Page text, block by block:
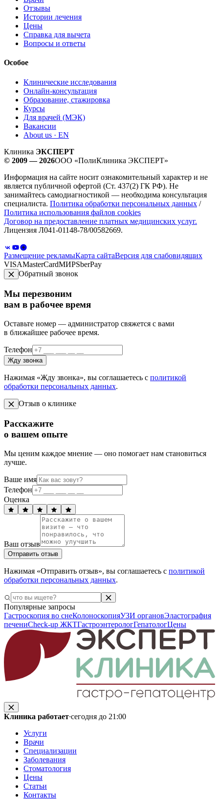
Отзывы
Истории лечения
Цены
Справка для вычета
Вопросы и ответы
Особое
Клинические исследования
Онлайн-консультация
Образование, стажировка
Курсы
Для врачей (МЭК)
Вакансии
About us · EN
Клиника ЭКСПЕРТ
© 2009 — 2026ООО «ПолиКлиника ЭКСПЕРТ»
Информация на сайте носит ознакомительный характер и не
является публичной офертой (Ст. 437(2) ГК РФ). Не
занимайтесь самодиагностикой — необходима консультация
специалиста. Политика обработки персональных данных /
Политика использования файлов cookies
Договор на предоставление платных медицинских услуг.
Лицензия Л041-01148-78/00582669.
Размещение рекламыКарта сайтаВерсия для слабовидящих
VISAMasterCardМИРSberPay
Обратный звонок
Мы перезвоним
вам в рабочее время
Оставьте номер — администратор свяжется с вами
в ближайшее рабочее время.
Телефон
Жду звонка
Нажимая «Жду звонка», вы соглашаетесь с политикой
обработки персональных данных.
Отзыв о клинике
Расскажите
о вашем опыте
Мы ценим каждое мнение — оно помогает нам становиться
лучше.
Ваше имя
Телефон
Оценка
Ваш отзыв
Отправить отзыв
Нажимая «Отправить отзыв», вы соглашаетесь с политикой
обработки персональных данных.
Популярные запросы
Гастроскопия во снеКолоноскопияУЗИ органовЭластография
печениCheck-up ЖКТГастроэнтерологГепатологЦены
Клиника работает·сегодня до 21:00
Услуги
Врачи
Специализации
Заболевания
Стоматология
Цены
Статьи
Контакты